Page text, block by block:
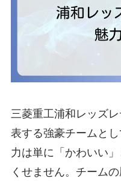
三菱重工浦和レッズ
表する強豪チームと
力は単に「かわいい
くせません。チーム